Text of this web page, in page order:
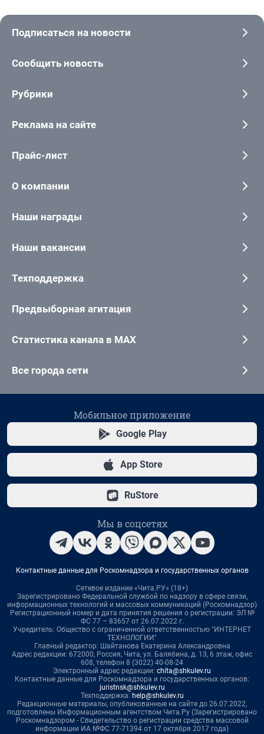
Подписаться на новости
Сообщить новость
Рубрики
Реклама на сайте
Прайс-лист
О компании
Наши награды
Наши вакансии
Техподдержка
Предвыборная агитация
Статистика канала в MAX
Все города сети
Мобильное приложение
Google Play
App Store
RuStore
Мы в соцсетях
Контактные данные для Роскомнадзора и государственных органов
Сетевое издание «Чита.РУ» (18+)
Зарегистрировано Федеральной службой по надзору в сфере связи,
информационных технологий и массовых коммуникаций (Роскомнадзор)
Регистрационный номер и дата принятия решения о регистрации: ЭЛ №
ФС 77 – 83657 от 26.07.2022 г.
Учредитель: Общество с ограниченной ответственностью "ИНТЕРНЕТ
ТЕХНОЛОГИИ"
Главный редактор: Шайтанова Екатерина Александровна
Адрес редакции: 672000, Россия, Чита, ул. Балябина, д. 13, 6 этаж, офис
608, телефон 8 (3022) 40-08-24
Электронный адрес редакции: chita@shkulev.ru
Контактные данные для Роскомнадзора и государственных органов:
juristnsk@shkulev.ru
Техподдержка: help@shkulev.ru
Редакционные материалы, опубликованные на сайте до 26.07.2022,
подготовлены Информационным агентством Чита.Ру (Зарегистрировано
Роскомнадзором - Свидетельство о регистрации средства массовой
информации ИА №ФС 77-71394 от 17 октября 2017 года)